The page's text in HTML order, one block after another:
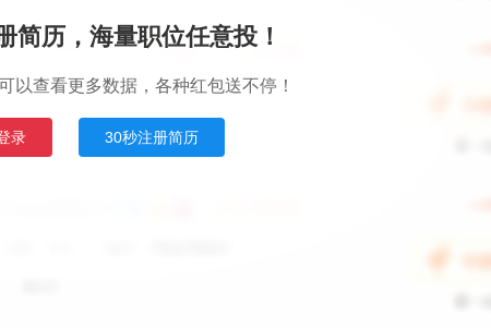
简历，海量职位任意投！
以查看更多数据，各种红包送不停！
录 30秒注册简历